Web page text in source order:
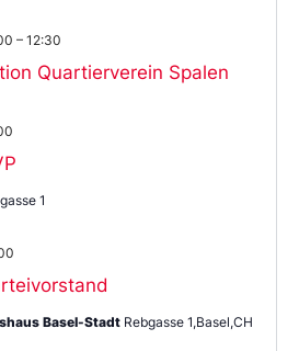
Quartierverein Spalen
– 12:30
1
Basel-Stadt Rebgasse 1,Basel,CH